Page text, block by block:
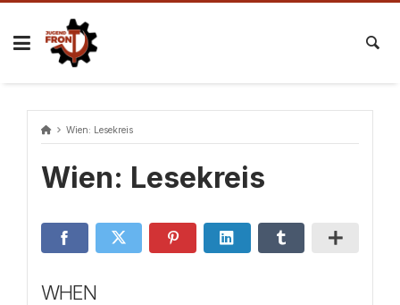
Skip
content
Wien: Lesekreis
Wien: Lesekreis
WHEN